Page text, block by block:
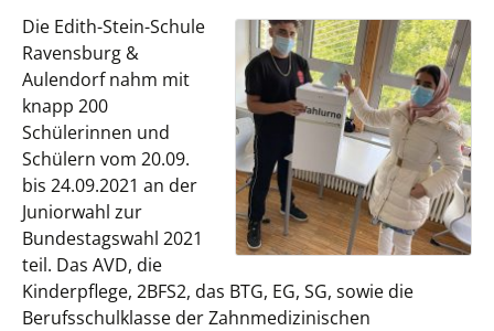
Die Edith-Stein-Schule
Ravensburg &
Aulendorf nahm mit
knapp 200
Schülerinnen und
Schülern vom 20.09.
bis 24.09.2021 an der
Juniorwahl zur
Bundestagswahl 2021
teil. Das AVD, die
Kinderpflege, 2BFS2, das BTG, EG, SG, sowie die
Berufsschulklasse der Zahnmedizinischen